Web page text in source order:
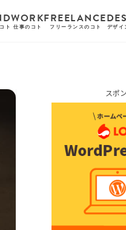
ト
WORK
仕事のコト
FREELANCE
フリーランスのコト デザイ
スポ